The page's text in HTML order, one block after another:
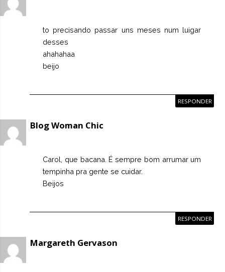
to precisando passar uns meses num luigar
desses
ahahahaa
beijo
RESPONDER
Blog Woman Chic
Carol, que bacana. É sempre bom arrumar um
tempinha pra gente se cuidar.
Beijos
RESPONDER
Margareth Gervason